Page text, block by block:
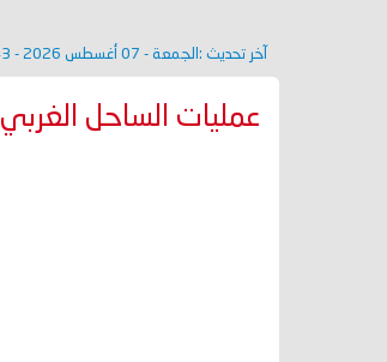
آخر تحديث : الجمعة - 07 أغسطس 2026 - 02:43 ص
عمليات الساحل الغربي